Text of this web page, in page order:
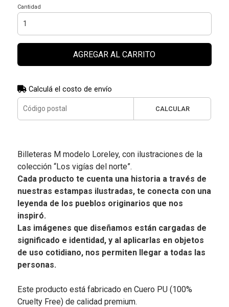
Cantidad
AGREGAR AL CARRITO
Calculá el costo de envío
CALCULAR
Billeteras M modelo Loreley, con ilustraciones de la
colección “Los vigías del norte”.
Cada producto te cuenta una historia a través de
nuestras estampas ilustradas, te conecta con una
leyenda de los pueblos originarios que nos
inspiró.
Las imágenes que diseñamos están cargadas de
significado e identidad, y al aplicarlas en objetos
de uso cotidiano, nos permiten llegar a todas las
personas.
Este producto está fabricado en Cuero PU (100%
Cruelty Free) de calidad premium.